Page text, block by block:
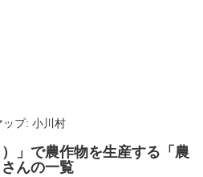
ップ: 小川村
」 で農作物を生産する 「農
んの一覧